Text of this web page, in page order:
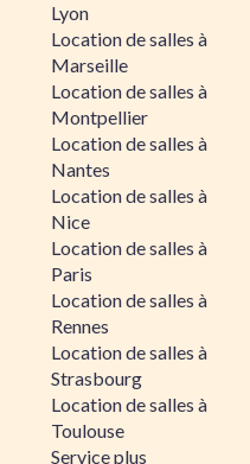
Lyon
Location de salles à
Marseille
Location de salles à
Montpellier
Location de salles à
Nantes
Location de salles à
Nice
Location de salles à
Paris
Location de salles à
Rennes
Location de salles à
Strasbourg
Location de salles à
Toulouse
Service plus